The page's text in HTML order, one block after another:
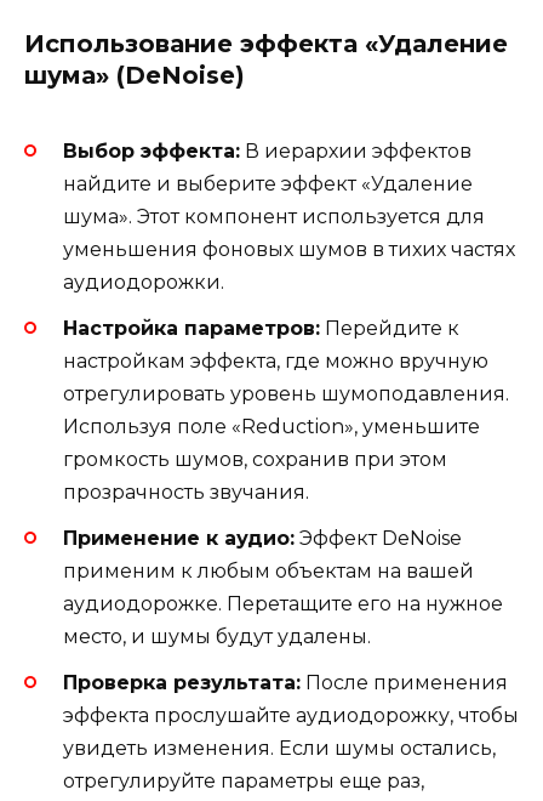
Использование эффекта «Удаление
шума» (DeNoise)
Выбор эффекта: В иерархии эффектов
найдите и выберите эффект «Удаление
шума». Этот компонент используется для
уменьшения фоновых шумов в тихих частях
аудиодорожки.
Настройка параметров: Перейдите к
настройкам эффекта, где можно вручную
отрегулировать уровень шумоподавления.
Используя поле «Reduction», уменьшите
громкость шумов, сохранив при этом
прозрачность звучания.
Применение к аудио: Эффект DeNoise
применим к любым объектам на вашей
аудиодорожке. Перетащите его на нужное
место, и шумы будут удалены.
Проверка результата: После применения
эффекта прослушайте аудиодорожку, чтобы
увидеть изменения. Если шумы остались,
отрегулируйте параметры еще раз,